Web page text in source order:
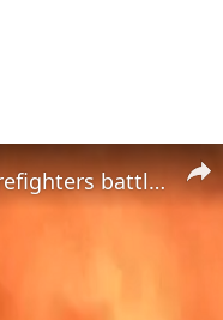
"The situation is out of control": Greek firefighters battle wildfire for fourth day